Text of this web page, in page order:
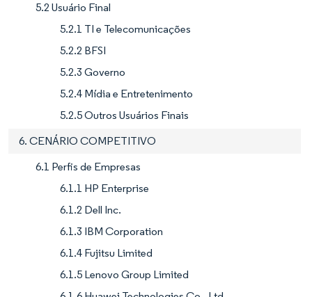
5.2 Usuário Final
5.2.1 TI e Telecomunicações
5.2.2 BFSI
5.2.3 Governo
5.2.4 Mídia e Entretenimento
5.2.5 Outros Usuários Finais
6. CENÁRIO COMPETITIVO
6.1 Perfis de Empresas
6.1.1 HP Enterprise
6.1.2 Dell Inc.
6.1.3 IBM Corporation
6.1.4 Fujitsu Limited
6.1.5 Lenovo Group Limited